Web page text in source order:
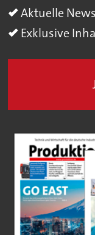
Aktuelle
Exklusive